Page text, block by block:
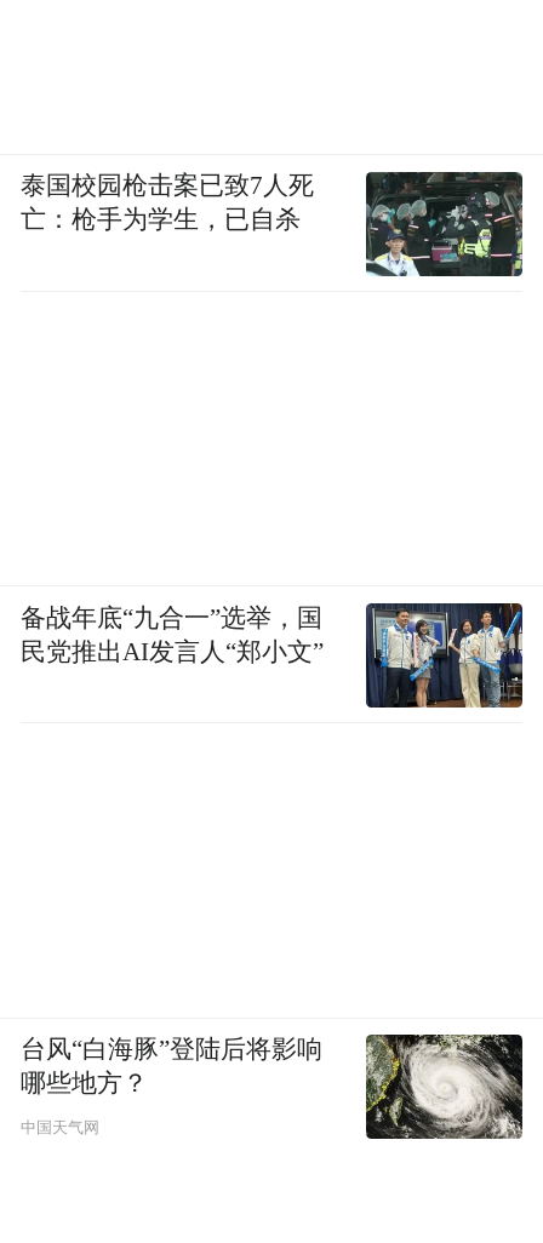
泰国校园枪击案已致7人死
亡：枪手为学生，已自杀
备战年底“九合一”选举，国
民党推出AI发言人“郑小文”
台风“白海豚”登陆后将影响
哪些地方？
中国天气网